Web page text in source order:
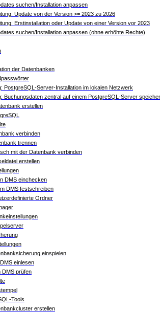
suchen/Installation anpassen
Update von der Version >= 2023 zu 2026
Erstinstallation oder Update von einer Version vor 2023
suchen/Installation anpassen (ohne erhöhte Rechte)
der Datenbanken
PostgreSQL-Server-Installation im lokalen Netzwerk
Buchungsdaten zentral auf einem PostgreSQL-Server
erstellen
verbinden
trennen
mit der Datenbank verbinden
erstellen
DMS einchecken
DMS festschreiben
Ordner
einspielen
einlesen
DMS prüfen
Tools
erstellen